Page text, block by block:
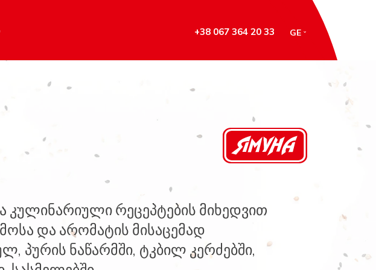
+38 067 364 20 33 GE
კულინარიული რეცეპტების მიხედვით
და არომატის მისაცემად
პურის ნაწარმში, ტკბილ კერძებში,